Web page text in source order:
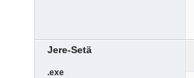
Jere-Setä
.exe